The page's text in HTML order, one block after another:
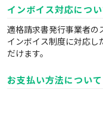
インボイス対応につい
適格請求書発行事業者の
インボイス制度に対応
だけます。
お支払い方法について